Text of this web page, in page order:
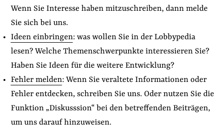
Wenn Sie Interesse haben mitzuschreiben, dann melde
Sie sich bei uns.
Ideen einbringen: was wollen Sie in der Lobbypedia
lesen? Welche Themenschwerpunkte interessieren Sie?
Haben Sie Ideen für die weitere Entwicklung?
Fehler melden: Wenn Sie veraltete Informationen oder
Fehler entdecken, schreiben Sie uns. Oder nutzen Sie die
Funktion „Diskusssion“ bei den betreffenden Beiträgen,
um uns darauf hinzuweisen.